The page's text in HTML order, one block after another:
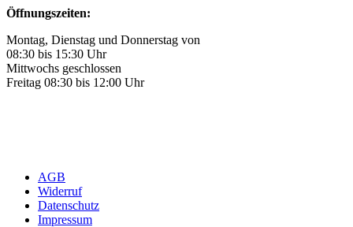
Öffnungszeiten:
Montag, Dienstag und Donnerstag von
08:30 bis 15:30 Uhr
Mittwochs geschlossen
Freitag 08:30 bis 12:00 Uhr
AGB
Widerruf
Datenschutz
Impressum